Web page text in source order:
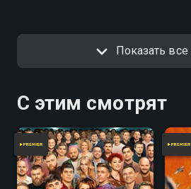
Щербакова.
Показать все
С этим смотрят